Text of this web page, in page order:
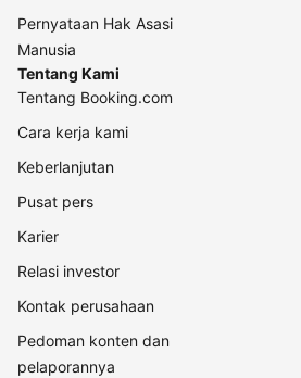
Pernyataan Hak Asasi
Manusia
Tentang Kami
Tentang Booking.com
Cara kerja kami
Keberlanjutan
Pusat pers
Karier
Relasi investor
Kontak perusahaan
Pedoman konten dan
pelaporannya